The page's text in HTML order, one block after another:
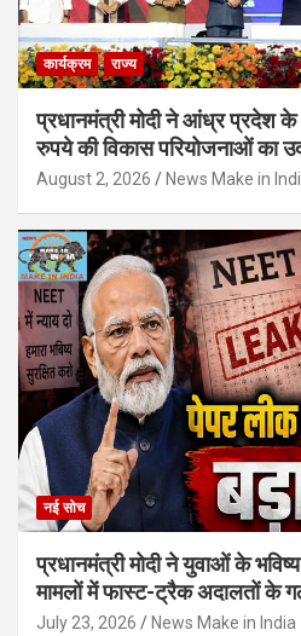
कार्यक्रम राज्य
प्रधानमंत्री मोदी ने आंध्र प्रदेश
रुपये की विकास परियोजनाओं का
August 2, 2026 News Make in
नई सोच
प्रधानमंत्री मोदी ने युवाओं के
मामलों में फास्ट-ट्रैक अदालतों के
July 23, 2026 News Make in India